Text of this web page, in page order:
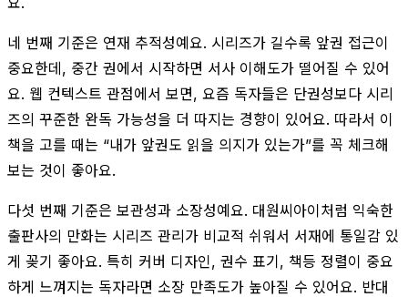
네 번째 기준은 연재 추적성예요. 시리즈가 길수록 앞권 접근이
중요한데, 중간 권에서 시작하면 서사 이해도가 떨어질 수 있어
요. 웹 컨텍스트 관점에서 보면, 요즘 독자들은 단권성보다 시리
즈의 꾸준한 완독 가능성을 더 따지는 경향이 있어요. 따라서 이
책을 고를 때는 “내가 앞권도 읽을 의지가 있는가”를 꼭 체크해
보는 것이 좋아요.
다섯 번째 기준은 보관성과 소장성예요. 대원씨아이처럼 익숙한
출판사의 만화는 시리즈 관리가 비교적 쉬워서 서재에 통일감 있
게 꽂기 좋아요. 특히 커버 디자인, 권수 표기, 책등 정렬이 중요
하게 느껴지는 독자라면 소장 만족도가 높아질 수 있어요. 반대